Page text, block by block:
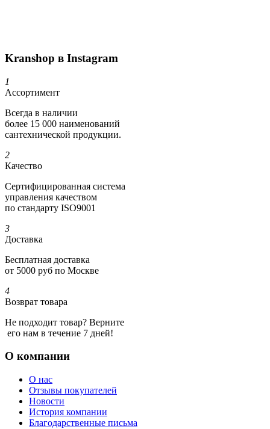
Kranshop в Instagram
1
Ассортимент
Всегда в наличии
более 15 000 наименований
сантехнической продукции.
2
Качество
Сертифициро­ванная система
управления качеством
по стандарту ISO9001
3
Доставка
Бесплатная доставка
от 5000 руб по Москве
4
Возврат товара
Не подходит товар? Верните
его нам в течение 7 дней!
О компании
О нас
Отзывы покупателей
Новости
История компании
Благодарственные письма